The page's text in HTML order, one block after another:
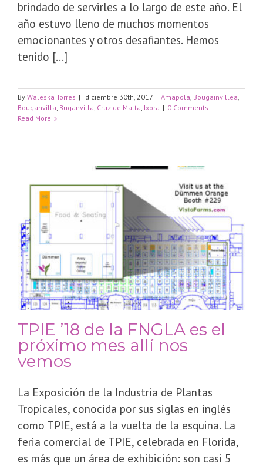
brindado de servirles a lo largo de este año. El
año estuvo lleno de muchos momentos
emocionantes y otros desafiantes. Hemos
tenido [...]
By Waleska Torres | diciembre 30th, 2017 | Amapola Bougainvillea
Bouganvilla Buganvilla Cruz de Malta Ixora | 0 Comments
Read More
TPIE ’18 de la FNGLA es el
próximo mes allí nos
vemos
La Exposición de la Industria de Plantas
Tropicales, conocida por sus siglas en inglés
como TPIE, está a la vuelta de la esquina. La
feria comercial de TPIE, celebrada en Florida,
es más que un área de exhibición: son casi 5